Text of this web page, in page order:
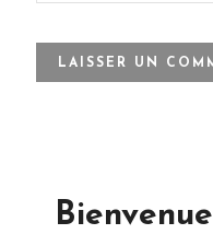
Bienvenue